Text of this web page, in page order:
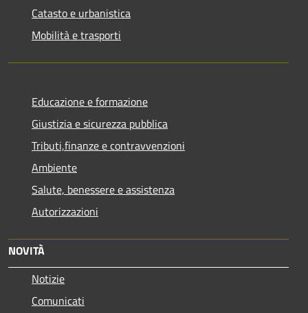
Catasto e urbanistica
Mobilità e trasporti
Educazione e formazione
Giustizia e sicurezza pubblica
Tributi,finanze e contravvenzioni
Ambiente
Salute, benessere e assistenza
Autorizzazioni
NOVITÀ
Notizie
Comunicati